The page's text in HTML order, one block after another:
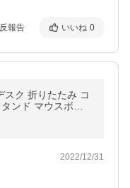
報告 いいね 0
スク 折りたたみ コ
ンド マウスボー
260ｍｍ 420 26
2022/12/31